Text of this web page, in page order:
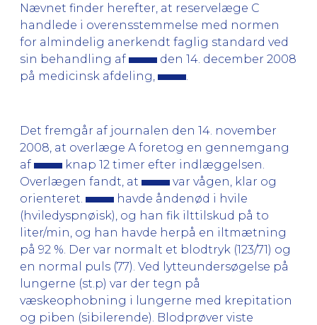
Nævnet finder herefter, at reservelæge C
handlede i overensstemmelse med normen
for almindelig anerkendt faglig standard ved
sin behandling af
den 14. december 2008
på medicinsk afdeling,
Det fremgår af journalen den 14. november
2008, at overlæge A foretog en gennemgang
af
knap 12 timer efter indlæggelsen.
Overlægen fandt, at
var vågen, klar og
orienteret.
havde åndenød i hvile
(hviledyspnøisk), og han fik ilttilskud på to
liter/min, og han havde herpå en iltmætning
på 92 %. Der var normalt et blodtryk (123/71) og
en normal puls (77). Ved lytteundersøgelse på
lungerne (st.p) var der tegn på
væskeophobning i lungerne med krepitation
og piben (sibilerende). Blodprøver viste